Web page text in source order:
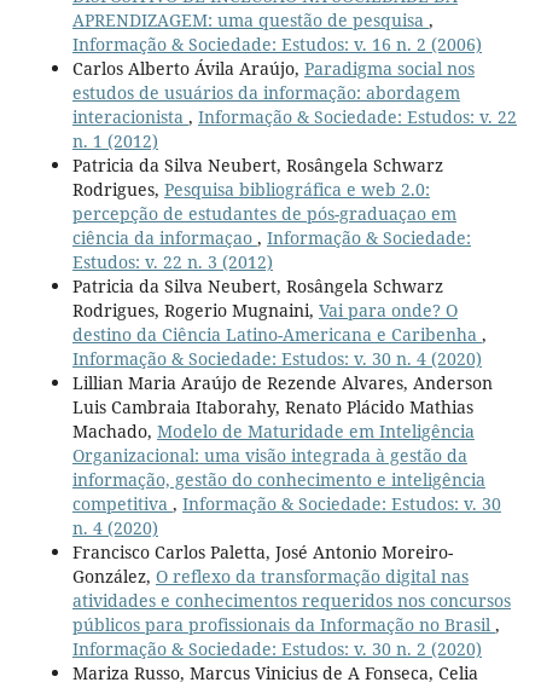
APRENDIZAGEM: uma questão de pesquisa ,
Informação & Sociedade: Estudos: v. 16 n. 2 (2006)
Carlos Alberto Ávila Araújo, Paradigma social nos
estudos de usuários da informação: abordagem
interacionista , Informação & Sociedade: Estudos: v. 22
n. 1 (2012)
Patricia da Silva Neubert, Rosângela Schwarz
Rodrigues, Pesquisa bibliográfica e web 2.0:
percepção de estudantes de pós-graduaçao em
ciência da informaçao , Informação & Sociedade:
Estudos: v. 22 n. 3 (2012)
Patricia da Silva Neubert, Rosângela Schwarz
Rodrigues, Rogerio Mugnaini, Vai para onde? O
destino da Ciência Latino-Americana e Caribenha ,
Informação & Sociedade: Estudos: v. 30 n. 4 (2020)
Lillian Maria Araújo de Rezende Alvares, Anderson
Luis Cambraia Itaborahy, Renato Plácido Mathias
Machado, Modelo de Maturidade em Inteligência
Organizacional: uma visão integrada à gestão da
informação, gestão do conhecimento e inteligência
competitiva , Informação & Sociedade: Estudos: v. 30
n. 4 (2020)
Francisco Carlos Paletta, José Antonio Moreiro-
González, O reflexo da transformação digital nas
atividades e conhecimentos requeridos nos concursos
públicos para profissionais da Informação no Brasil ,
Informação & Sociedade: Estudos: v. 30 n. 2 (2020)
Mariza Russo, Marcus Vinicius de A Fonseca, Celia